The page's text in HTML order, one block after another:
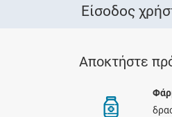
Είσοδος
Αποκτήστε